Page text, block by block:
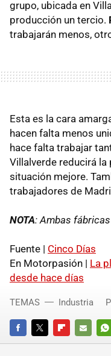
grupo, ubicada en
producción un tercio.
trabajarán menos,
Esta es la cara
hacen falta menos
hace falta trabajar
Villalverde reducirá la
situación mejore.
trabajadores de
NOTA: Ambas
Fuente | Cinco Días
En Motorpasión | La
desde hace días
FACEBOOKTWITTERFLIPBOARD
E-
TEMAS Industria